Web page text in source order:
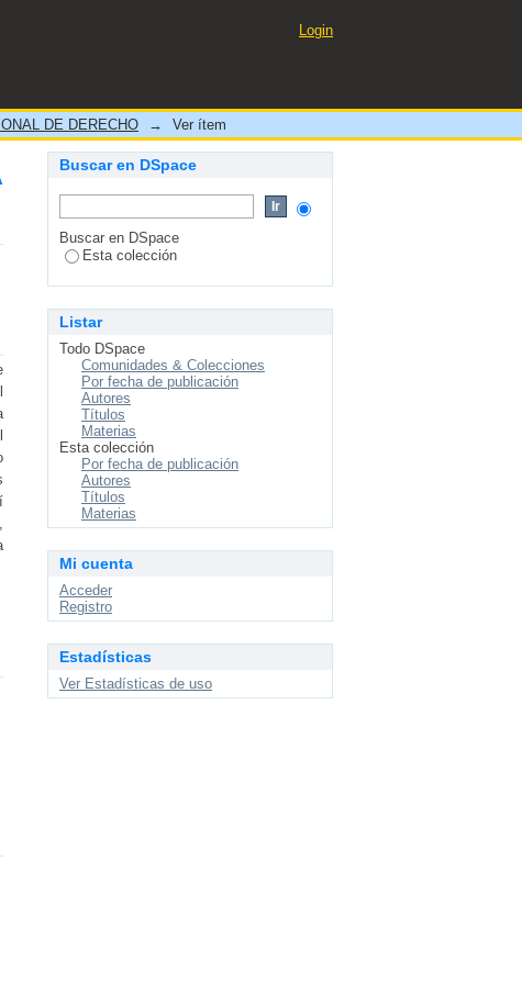
CASACIÓN N° 2092-2019
Login
DE DERECHO → Ver ítem
Buscar en DSpace
Buscar en DSpace
Esta colección
Listar
Todo DSpace
Comunidades & Colecciones
Por fecha de publicación
Autores
Títulos
Materias
Esta colección
Por fecha de publicación
Autores
Títulos
Materias
Mi cuenta
Acceder
Registro
Estadísticas
Ver Estadísticas de uso